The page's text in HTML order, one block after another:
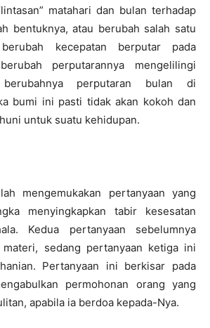
matahari dan bulan terhadap
bentuknya, atau berubah salah satu
kecepatan berputar pada
perputarannya mengelilingi
perputaran bulan di
bumi ini pasti tidak akan kokoh dan
untuk suatu kehidupan.
mengemukakan pertanyaan yang
menyingkapkan tabir kesesatan
Kedua pertanyaan sebelumnya
sedang pertanyaan ketiga ini
Pertanyaan ini berkisar pada
permohonan orang yang
apabila ia berdoa kepada-Nya.